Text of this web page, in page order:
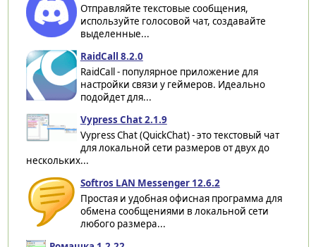
Отправляйте текстовые сообщения,
используйте голосовой чат, создавайте
выделенные...
RaidCall 8.2.0
RaidCall - популярное приложение для
настройки связи у геймеров. Идеально
подойдет для...
Vypress Chat 2.1.9
Vypress Chat (QuickChat) - это текстовый чат
для локальной сети размеров от двух до
нескольких...
Softros LAN Messenger 12.6.2
Простая и удобная офисная программа для
обмена сообщениями в локальной сети
любого размера...